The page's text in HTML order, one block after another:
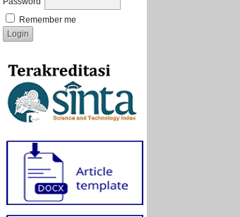
Remember me